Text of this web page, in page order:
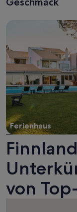
Ferienhaus
Suche nach
von